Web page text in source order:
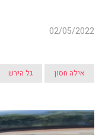
02/05/2022
אילה חסון גל הירש